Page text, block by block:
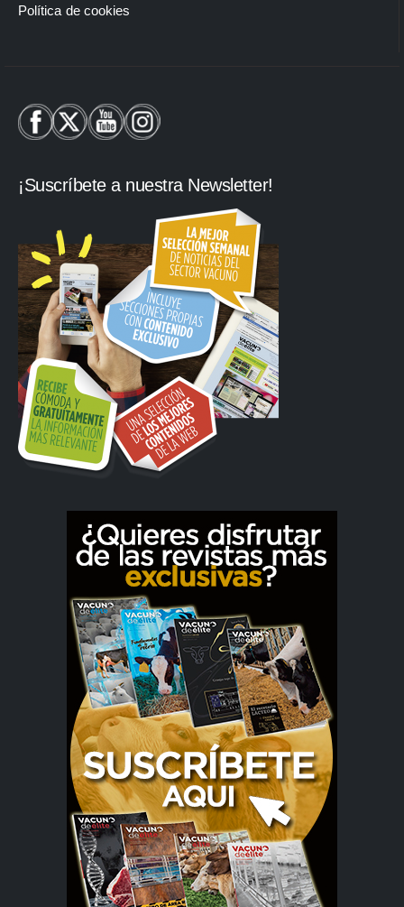
Política de cookies
¡Suscríbete a nuestra Newsletter!